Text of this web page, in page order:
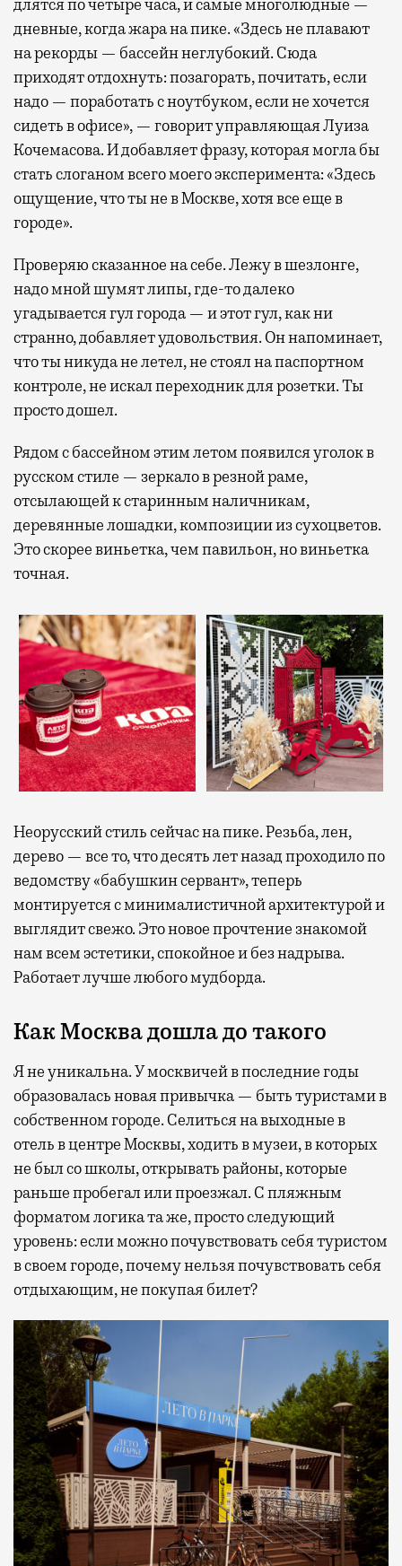
длятся по четыре часа, и самые многолюдные —
дневные, когда жара на пике. «Здесь не плавают
на рекорды — бассейн неглубокий. Сюда
приходят отдохнуть: позагорать, почитать, если
надо — поработать с ноутбуком, если не хочется
сидеть в офисе», — говорит управляющая Луиза
Кочемасова. И добавляет фразу, которая могла бы
стать слоганом всего моего эксперимента: «Здесь
ощущение, что ты не в Москве, хотя все еще в
городе».
Проверяю сказанное на себе. Лежу в шезлонге,
надо мной шумят липы, где-то далеко
угадывается гул города — и этот гул, как ни
странно, добавляет удовольствия. Он напоминает,
что ты никуда не летел, не стоял на паспортном
контроле, не искал переходник для розетки. Ты
просто дошел.
Рядом с бассейном этим летом появился уголок в
русском стиле — зеркало в резной раме,
отсылающей к старинным наличникам,
деревянные лошадки, композиции из сухоцветов.
Это скорее виньетка, чем павильон, но виньетка
точная.
Неорусский стиль сейчас на пике. Резьба, лен,
дерево — все то, что десять лет назад проходило по
ведомству «бабушкин сервант», теперь
монтируется с минималистичной архитектурой и
выглядит свежо. Это новое прочтение знакомой
нам всем эстетики, спокойное и без надрыва.
Работает лучше любого мудборда.
Как Москва дошла до такого
Я не уникальна. У москвичей в последние годы
образовалась новая привычка — быть туристами в
собственном городе. Селиться на выходные в
отель в центре Москвы, ходить в музеи, в которых
не был со школы, открывать районы, которые
раньше пробегал или проезжал. С пляжным
форматом логика та же, просто следующий
уровень: если можно почувствовать себя туристом
в своем городе, почему нельзя почувствовать себя
отдыхающим, не покупая билет?